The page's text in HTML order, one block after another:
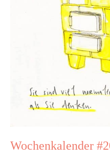
Wochenkalender